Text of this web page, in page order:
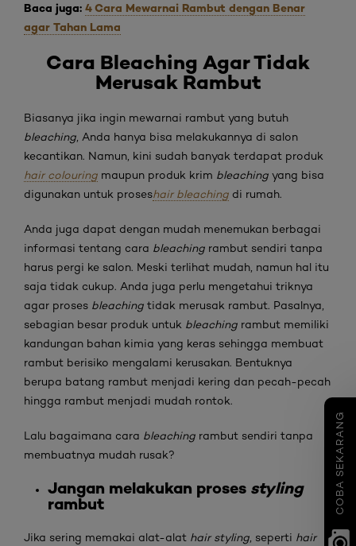
COBA SEKARANG
Baca juga: 4 Cara Mewarnai Rambut dengan Benar
agar Tahan Lama
Cara Bleaching Agar Tidak
Merusak Rambut
Biasanya jika ingin mewarnai rambut yang butuh
bleaching , Anda hanya bisa melakukannya di salon
kecantikan. Namun, kini sudah banyak terdapat produk
hair colouring maupun produk krim bleaching yang bisa
digunakan untuk proseshair bleaching di rumah.
Anda juga dapat dengan mudah menemukan berbagai
informasi tentang cara bleaching rambut sendiri tanpa
harus pergi ke salon. Meski terlihat mudah, namun hal itu
saja tidak cukup. Anda juga perlu mengetahui triknya
agar proses bleaching tidak merusak rambut. Pasalnya,
sebagian besar produk untuk bleaching rambut memiliki
kandungan bahan kimia yang keras sehingga membuat
rambut berisiko mengalami kerusakan. Bentuknya
berupa batang rambut menjadi kering dan pecah-pecah
hingga rambut menjadi mudah rontok.
Lalu bagaimana cara bleaching rambut sendiri tanpa
membuatnya mudah rusak?
Jangan melakukan proses styling
rambut
Jika sering memakai alat-alat hair styling , seperti hair